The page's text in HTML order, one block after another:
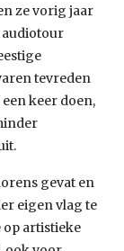
ze vorig jaar
audiotour
tevreden
keer doen,
gevat en
eigen vlag te
op artistieke